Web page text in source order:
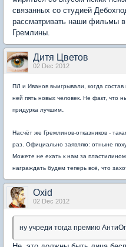
связанных со студией
рассматривать наши фильмы
Гремлины.
Дитя Цветов
02 Dec 2012
ПЛ и Иванов выигрывали, когда
ней пять новых человек. Не факт, что
придурка лучшим.
Насчёт же Гремлинов-отказников -
раз. Официально заявляю: отныне
Можете не ехать к нам за
награждать будем теперь всё, что
Oxid
02 Dec 2012
ну учреди тогда премию